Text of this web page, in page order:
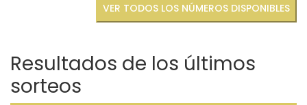
VER TODOS LOS NÚMEROS DISPONIBLES
Resultados de los últimos
sorteos